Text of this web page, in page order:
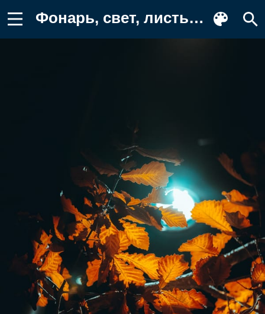
Фонарь, свет, листья Обои